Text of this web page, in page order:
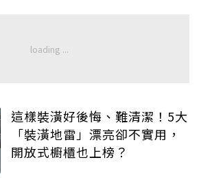
這樣裝潢好後悔、難清潔！5大
「裝潢地雷」漂亮卻不實用，
開放式櫥櫃也上榜？